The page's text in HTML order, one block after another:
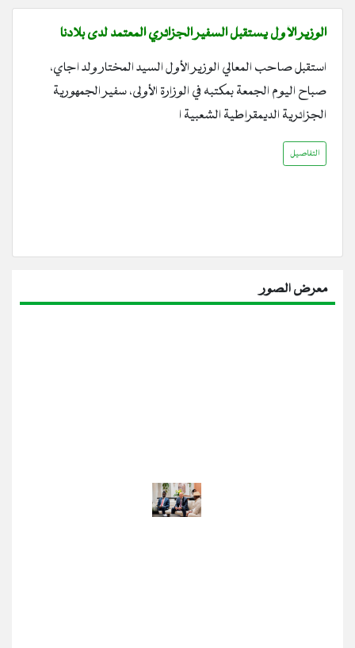
الوزير الأول يستقبل السفير الجزائري المعتمد لدى بلادنا
استقبل صاحب المعالي الوزير الأول السيد المختار ولد اجاي،
صباح اليوم الجمعة بمكتبه في الوزارة الأولى، سفير الجمهورية
الجزائرية الديمقراطية الشعبية ا
التفاصيل
معرض الصور